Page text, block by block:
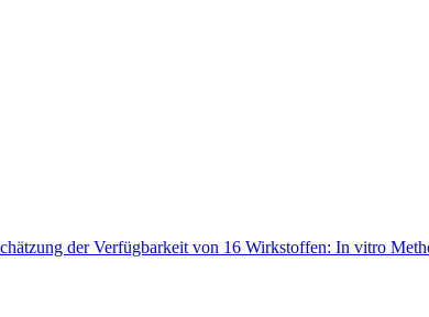
der Verfügbarkeit von 16 Wirkstoffen: In vitro